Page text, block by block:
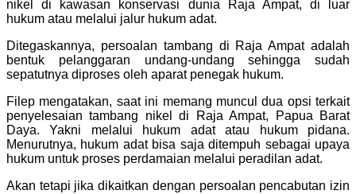
nikel di kawasan konservasi dunia Raja Ampat, di luar
hukum atau melalui jalur hukum adat.
Ditegaskannya, persoalan tambang di Raja Ampat adalah
bentuk pelanggaran undang-undang sehingga sudah
sepatutnya diproses oleh aparat penegak hukum.
Filep mengatakan, saat ini memang muncul dua opsi terkait
penyelesaian tambang nikel di Raja Ampat, Papua Barat
Daya. Yakni melalui hukum adat atau hukum pidana.
Menurutnya, hukum adat bisa saja ditempuh sebagai upaya
hukum untuk proses perdamaian melalui peradilan adat.
Akan tetapi jika dikaitkan dengan persoalan pencabutan izin